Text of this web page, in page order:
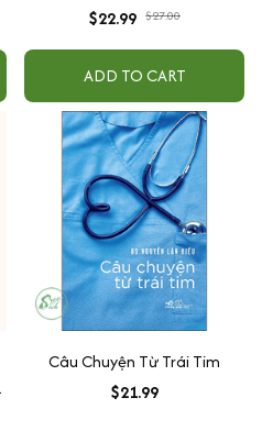
Cuốn Sách Này
$22.99 $27.00
ADD TO CART
Câu Chuyện Từ Trái Tim
$21.99